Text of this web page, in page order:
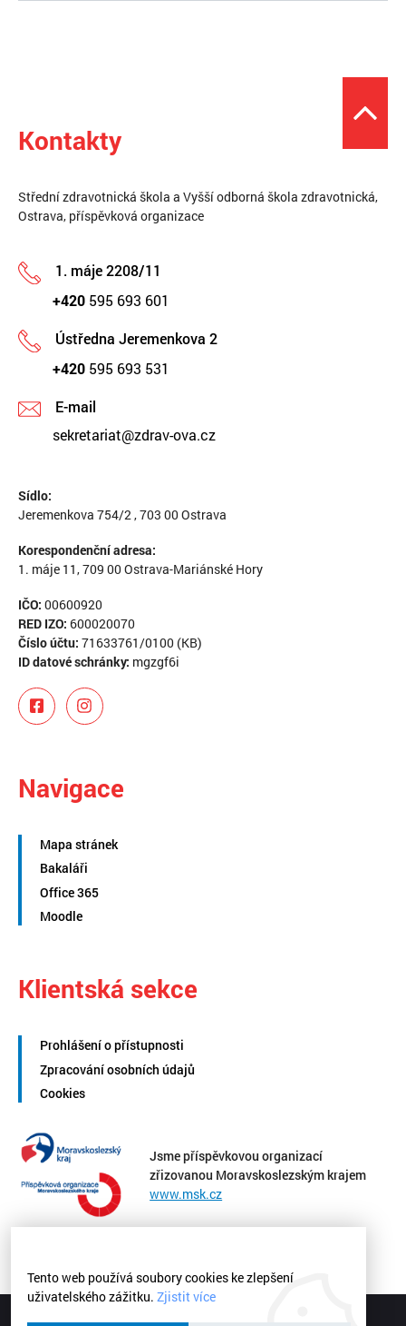
Kontakty
Střední zdravotnická škola a Vyšší odborná škola zdravotnická,
Ostrava, příspěvková organizace
1. máje 2208/11
+420 595 693 601
Ústředna Jeremenkova 2
+420 595 693 531
E-mail
sekretariat@zdrav-ova.cz
Sídlo:
Jeremenkova 754/2 , 703 00 Ostrava
Korespondenční adresa:
1. máje 11, 709 00 Ostrava-Mariánské Hory
IČO: 00600920
RED IZO: 600020070
Číslo účtu: 71633761/0100 (KB)
ID datové schránky: mgzgf6i
Navigace
Mapa stránek
Bakaláři
Office 365
Moodle
Klientská sekce
Prohlášení o přístupnosti
Zpracování osobních údajů
Cookies
Jsme příspěvkovou organizací
zřizovanou Moravskoslezským krajem
www.msk.cz
Tento web používá soubory cookies ke zlepšení
uživatelského zážitku. Zjistit více